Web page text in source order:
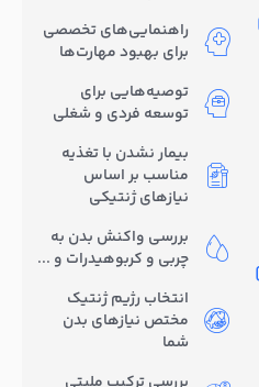
راهنمایی‌های تخصصی
برای بهبود مهارت‌ها
توصیه‌هایی برای
توسعه فردی و شغلی
بیمار نشدن با تغذیه
مناسب بر اساس
نیازهای ژنتیکی
بررسی واکنش بدن به
چربی و کربوهیدرات و ...
انتخاب رژیم ژنتیک
مختص نیازهای بدن
شما